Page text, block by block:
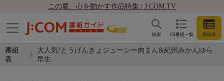
この夏、心を動かす作品特集 | J:COM TV
CS番組一覧 番組表
検索
番組
表
大人気!とうげんきょジューシー肉まん&紀州みかんゆら
早生